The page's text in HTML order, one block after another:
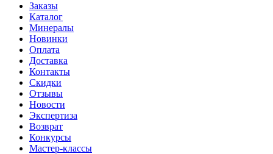
Заказы
Каталог
Минералы
Новинки
Оплата
Доставка
Контакты
Скидки
Отзывы
Новости
Экспертиза
Возврат
Конкурсы
Мастер-классы